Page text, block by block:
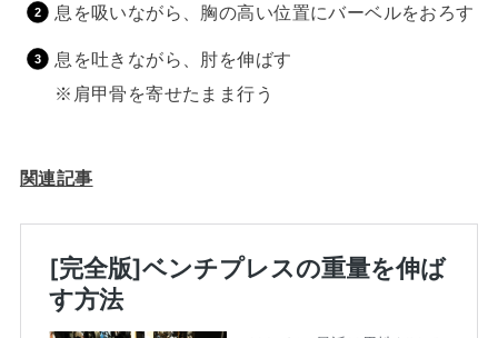
息を吸いながら、胸の高い位置にバーベルをおろす
息を吐きながら、肘を伸ばす
※肩甲骨を寄せたまま行う
関連記事